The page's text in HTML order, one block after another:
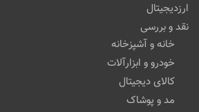
ارزدیجیتال
نقد و بررسی
خانه و آشپزخانه
خودرو و ابزارآلات
کالای دیجیتال
مد و پوشاک